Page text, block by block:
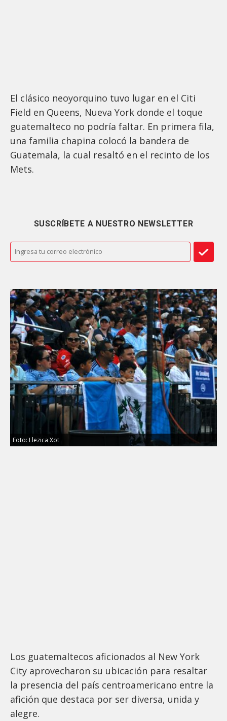
El clásico neoyorquino tuvo lugar en el Citi
Field en Queens, Nueva York donde el toque
guatemalteco no podría faltar. En primera fila,
una familia chapina colocó la bandera de
Guatemala, la cual resaltó en el recinto de los
Mets.
SUSCRÍBETE A NUESTRO NEWSLETTER
Foto: Llezica Xot
Los guatemaltecos aficionados al New York
City aprovecharon su ubicación para resaltar
la presencia del país centroamericano entre la
afición que destaca por ser diversa, unida y
alegre.